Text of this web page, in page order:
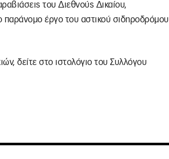
του Διεθνούς Δικαίου,
έργο του αστικού σιδηροδρόμου
δείτε στο ιστολόγιο του Συλλόγου